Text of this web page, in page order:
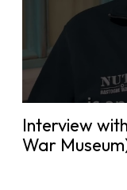
Interview
War